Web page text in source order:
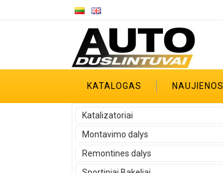
KATALOGAS NAUJIENOS
Katalizatoriai
Montavimo dalys
Remontines dalys